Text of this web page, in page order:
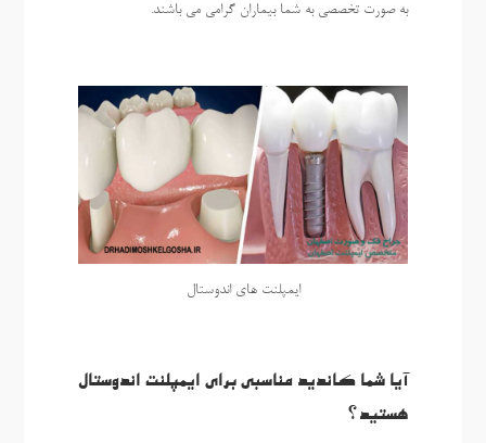
به صورت تخصصی به شما بیماران گرامی می باشند.
ایمپلنت های اندوستال
آیا شما کاندید مناسبی برای ایمپلنت اندوستال
هستید؟